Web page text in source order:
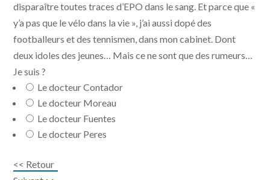
disparaître toutes traces d’EPO dans le sang. Et parce que «
y’a pas que le vélo dans la vie », j’ai aussi dopé des
footballeurs et des tennismen, dans mon cabinet. Dont
deux idoles des jeunes… Mais ce ne sont que des rumeurs…
Je suis ?
Le docteur Contador
Le docteur Moreau
Le docteur Fuentes
Le docteur Peres
<< Retour